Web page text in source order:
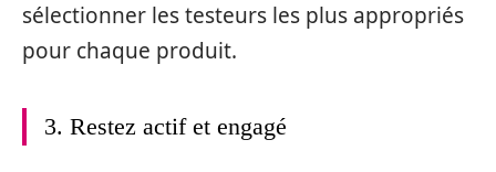
sélectionner les testeurs les plus appropriés
pour chaque produit.
3. Restez actif et engagé